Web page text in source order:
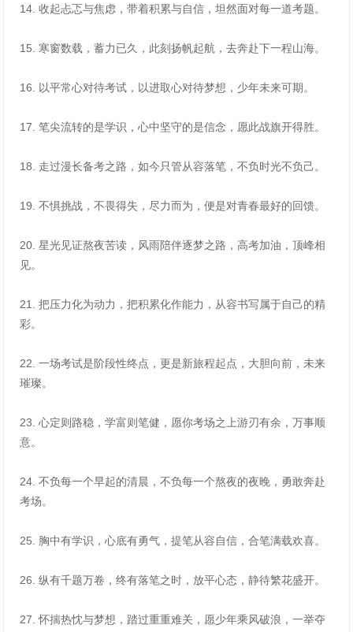
14. 收起忐忑与焦虑，带着积累与自信，坦然面对每一道考题。
15. 寒窗数载，蓄力已久，此刻扬帆起航，去奔赴下一程山海。
16. 以平常心对待考试，以进取心对待梦想，少年未来可期。
17. 笔尖流转的是学识，心中坚守的是信念，愿此战旗开得胜。
18. 走过漫长备考之路，如今只管从容落笔，不负时光不负己。
19. 不惧挑战，不畏得失，尽力而为，便是对青春最好的回馈。
20. 星光见证熬夜苦读，风雨陪伴逐梦之路，高考加油，顶峰相
见。
21. 把压力化为动力，把积累化作能力，从容书写属于自己的精
彩。
22. 一场考试是阶段性终点，更是新旅程起点，大胆向前，未来
璀璨。
23. 心定则路稳，学富则笔健，愿你考场之上游刃有余，万事顺
意。
24. 不负每一个早起的清晨，不负每一个熬夜的夜晚，勇敢奔赴
考场。
25. 胸中有学识，心底有勇气，提笔从容自信，合笔满载欢喜。
26. 纵有千题万卷，终有落笔之时，放平心态，静待繁花盛开。
27. 怀揣热忱与梦想，踏过重重难关，愿少年乘风破浪，一举夺